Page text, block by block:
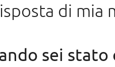
di mia
sei